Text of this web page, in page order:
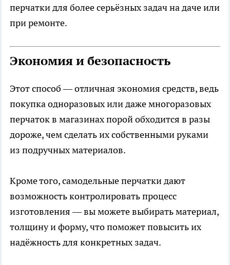
перчатки для более серьёзных задач на даче или
при ремонте.
Экономия и безопасность
Этот способ — отличная экономия средств, ведь
покупка одноразовых или даже многоразовых
перчаток в магазинах порой обходится в разы
дороже, чем сделать их собственными руками
из подручных материалов.
Кроме того, самодельные перчатки дают
возможность контролировать процесс
изготовления — вы можете выбирать материал,
толщину и форму, что поможет повысить их
надёжность для конкретных задач.